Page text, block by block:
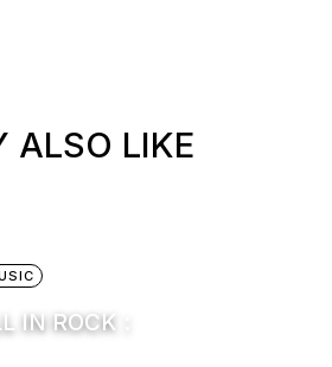
ALSO LIKE
IN ROCK :